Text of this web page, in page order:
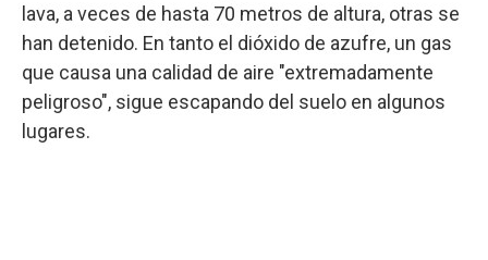
lava, a veces de hasta 70 metros de altura, otras se
han detenido. En tanto el dióxido de azufre, un gas
que causa una calidad de aire "extremadamente
peligroso", sigue escapando del suelo en algunos
lugares.